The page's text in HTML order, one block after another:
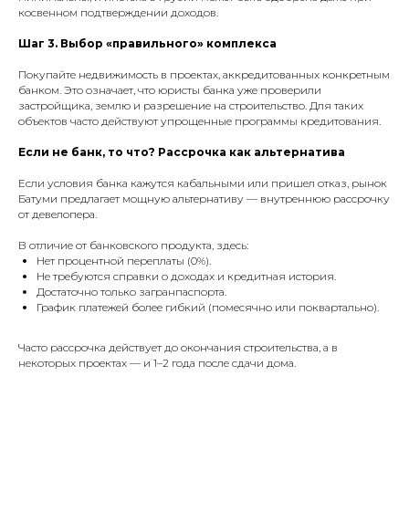
косвенном подтверждении доходов.
Шаг 3. Выбор «правильного» комплекса
Покупайте недвижимость в проектах, аккредитованных конкретным
банком. Это означает, что юристы банка уже проверили
застройщика, землю и разрешение на строительство. Для таких
объектов часто действуют упрощенные программы кредитования.
Если не банк, то что? Рассрочка как альтернатива
Если условия банка кажутся кабальными или пришел отказ, рынок
Батуми предлагает мощную альтернативу — внутреннюю рассрочку
от девелопера.
В отличие от банковского продукта, здесь:
Нет процентной переплаты (0%).
Не требуются справки о доходах и кредитная история.
Достаточно только загранпаспорта.
График платежей более гибкий (помесячно или поквартально).
Часто рассрочка действует до окончания строительства, а в
некоторых проектах — и 1–2 года после сдачи дома.